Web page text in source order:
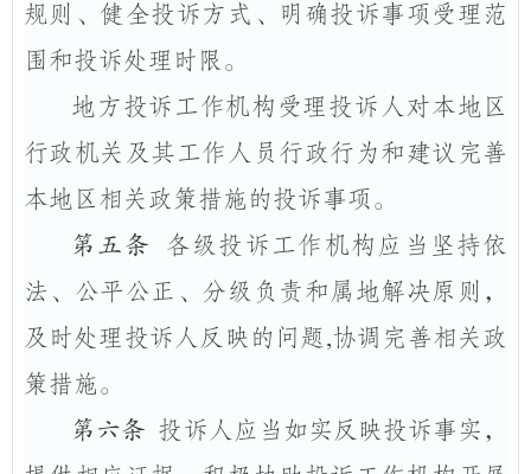
规则、健全投诉方式、明确投诉事项受理范
围和投诉处理时限。
地方投诉工作机构受理投诉人对本地区
行政机关及其工作人员行政行为和建议完善
本地区相关政策措施的投诉事项。
第五条
各级投诉工作机构应当坚持依
法、公平公正、分级负责和属地解决原则，
及时处理投诉人反映的问题,协调完善相关政
策措施。
第六条 投诉人应当如实反映投诉事实，